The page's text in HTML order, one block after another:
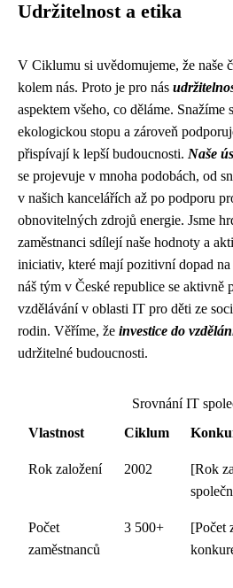
Udržitelnost a etika
V Ciklumu si uvědomujeme, že naše
kolem nás. Proto je pro nás
aspektem všeho, co děláme. Snažíme
ekologickou stopu a zároveň
přispívají k lepší budoucnosti. Naše
se projevuje v mnoha podobách, od
v našich kancelářích až po podporu
obnovitelných zdrojů energie. Jsme
zaměstnanci sdílejí naše hodnoty a
iniciativ, které mají pozitivní dopad
náš tým v České republice se aktivně
vzdělávání v oblasti IT pro děti ze
rodin. Věříme, že investice do
udržitelné budoucnosti.
Srovnání IT
Vlastnost
Ciklum
Rok založení 2002
[Rok
Počet
zaměstnanců
3 500+
[Počet